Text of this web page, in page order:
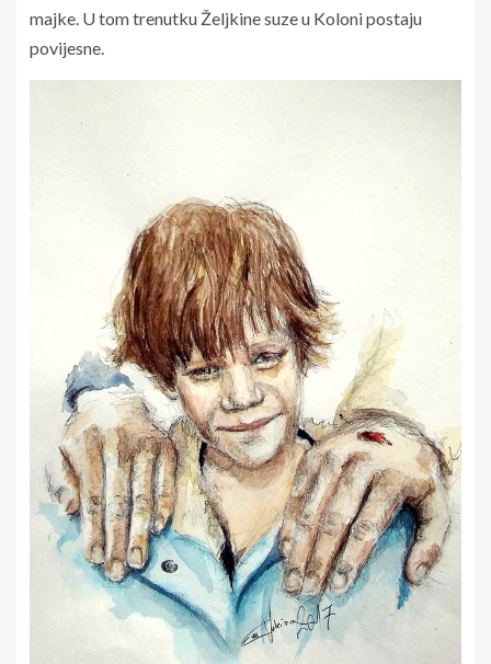
majke. U tom trenutku Željkine suze u Koloni postaju
povijesne.